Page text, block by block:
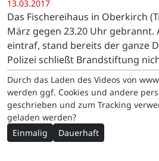
13.03.2017
Das Fischereihaus in Oberkirch
März gegen 23.20 Uhr gebrannt.
eintraf, stand bereits der ganze
Polizei schließt Brandstiftung
Durch das Laden des Videos von
werden ggf. Cookies und andere
geschrieben und zum Tracking
geladen werden?
Einmalig
Dauerhaft